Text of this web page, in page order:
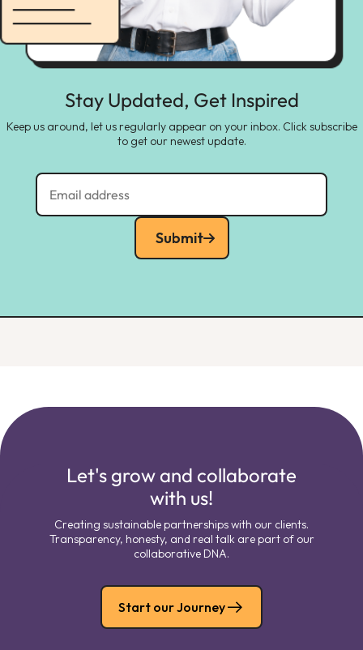
Stay Updated, Get Inspired
Keep us around, let us regularly appear on your inbox. Click subscribe
to get our newest update.
Submit
Let's grow and collaborate
with us!
Creating sustainable partnerships with our clients.
Transparency, honesty, and real talk are part of our
collaborative DNA.
Start our Journey